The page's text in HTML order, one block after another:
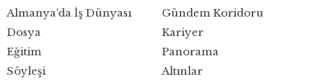
Almanya’da İş Dünyası
Dosya
Eğitim
Gündem Koridoru
Kariyer
Panorama
Söyleşi
Altınlar